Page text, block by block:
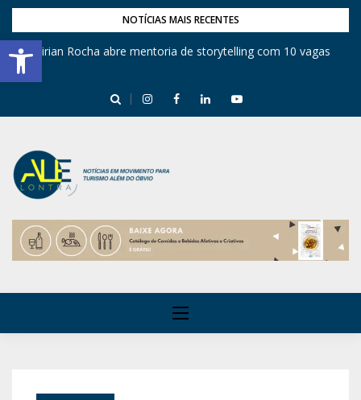
Barra de Ferramentas Aberta
NOTÍCIAS MAIS RECENTES
Mirian Rocha abre mentoria de storytelling com 10 vagas